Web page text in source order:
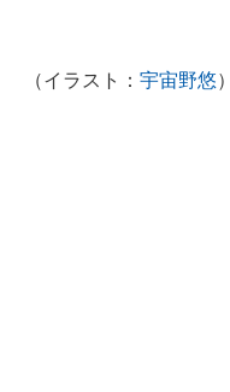
（イラスト： 宇宙野悠）